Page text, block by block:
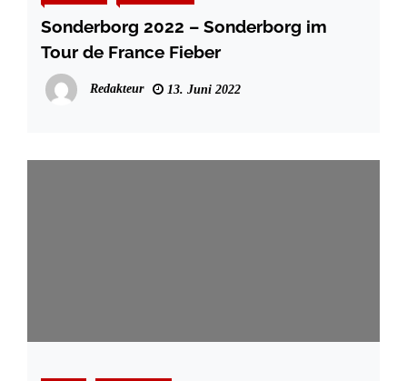
Sonderborg 2022 – Sonderborg im
Tour de France Fieber
Redakteur 13. Juni 2022